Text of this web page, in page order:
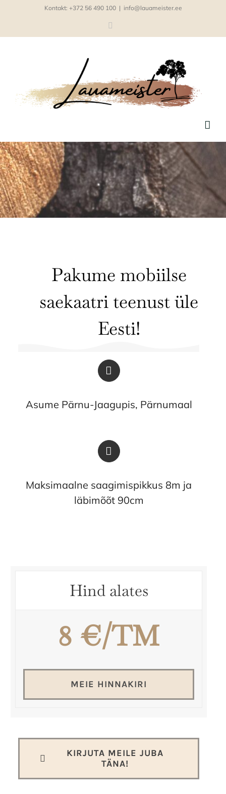
content
Kontakt: +372 56 490 100 | info@lauameister.ee
Mobiilse saekaatri teenus
Pakume mobiilse
saekaatri teenust üle
Eesti!
Asume Pärnu-Jaagupis, Pärnumaal
Maksimaalne saagimispikkus 8m ja
läbimõõt 90cm
Hind alates
8 €/TM
MEIE HINNAKIRI
KIRJUTA MEILE JUBA
TÄNA!